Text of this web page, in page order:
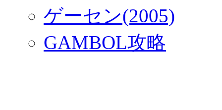
ゲーセン(2005)
GAMBOL攻略